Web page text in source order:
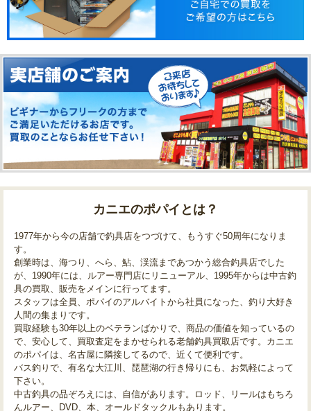
カニエのポパイとは？
1977年から今の店舗で釣具店をつづけて、もうすぐ50周年になりま
す。
創業時は、海つり、へら、鮎、渓流まであつかう総合釣具店でした
が、1990年には、ルアー専門店にリニューアル、1995年からは中古釣
具の買取、販売をメインに行ってます。
スタッフは全員、ポパイのアルバイトから社員になった、釣り大好き
人間の集まりです。
買取経験も30年以上のベテランばかりで、商品の価値を知っているの
で、安心して、買取査定をまかせられる老舗釣具買取店です。カニエ
のポパイは、名古屋に隣接してるので、近くて便利です。
バス釣りで、有名な大江川、琵琶湖の行き帰りにも、お気軽によって
下さい。
中古釣具の品ぞろえには、自信があります。ロッド、リールはもちろ
んルアー、DVD、本、オールドタックルもあります。